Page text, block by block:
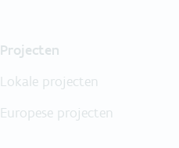
Projecten
Lokale projecten
Europese projecten